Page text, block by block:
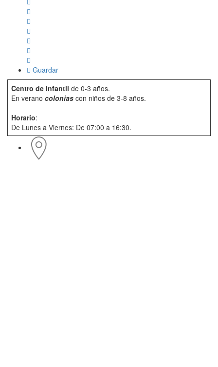
Guardar
Centro de infantil de 0-3 años.
En verano colonias con niños de 3-8 años.
Horario:
De Lunes a Viernes: De 07:00 a 16:30.